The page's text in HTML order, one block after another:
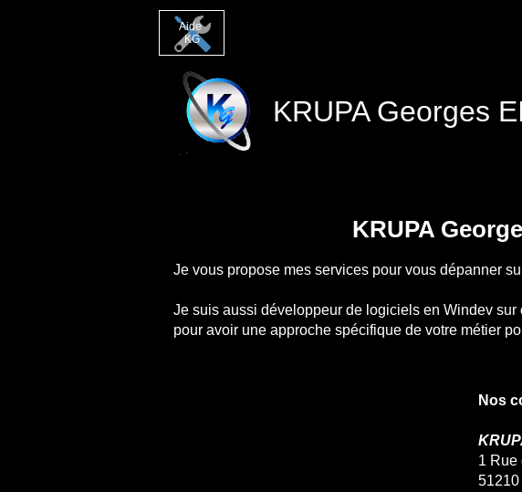
Aide
KG
KRUPA Georges EI
KRUPA
Je vous propose mes services pour vous dépanner
Je suis aussi développeur de logiciels en Windev
pour avoir une approche spécifique de votre métier
Nos
1 Rue